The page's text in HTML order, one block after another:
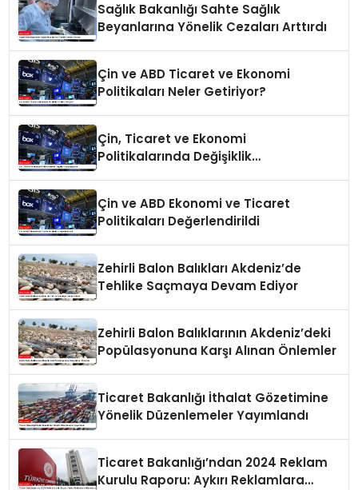
Sağlık Bakanlığı Sahte Sağlık
Beyanlarına Yönelik Cezaları Arttırdı
Çin ve ABD Ticaret ve Ekonomi
Politikaları Neler Getiriyor?
Çin, Ticaret ve Ekonomi
Politikalarında Değişiklik
Çin ve ABD Ekonomi ve Ticaret
Politikaları Değerlendirildi
Zehirli Balon Balıkları Akdeniz’de
Tehlike Saçmaya Devam Ediyor
Zehirli Balon Balıklarının Akdeniz’deki
Popülasyonuna Karşı Alınan Önlemler
Ticaret Bakanlığı İthalat Gözetimine
Yönelik Düzenlemeler Yayımlandı
Ticaret Bakanlığı’ndan 2024 Reklam
Kurulu Raporu: Aykırı Reklamlara